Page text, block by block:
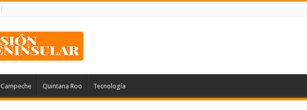
Campeche Quintana Roo Tecnología